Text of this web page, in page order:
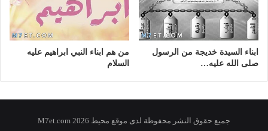
ابناء السيدة خديجة من الرسول
صلى الله عليه…
من هم ابناء النبي ابراهيم عليه
السلام
جميع حقوق النشر محفوظة لدى موقع محيط 2026 M7et.com